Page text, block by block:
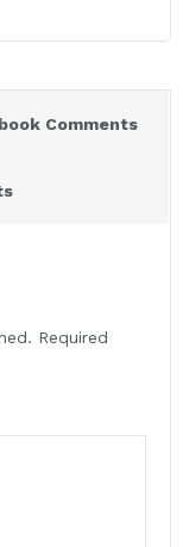
Comments
Required